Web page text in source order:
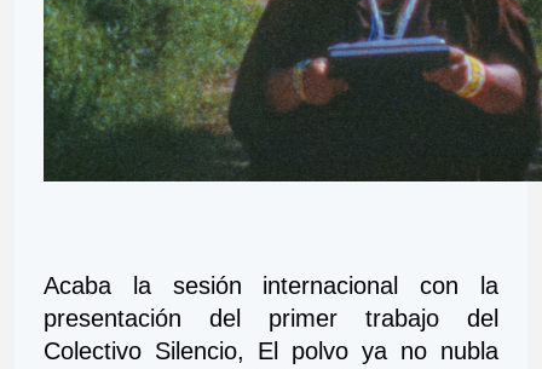
Acaba la sesión internacional con la
presentación del primer trabajo del
Colectivo Silencio, El polvo ya no nubla